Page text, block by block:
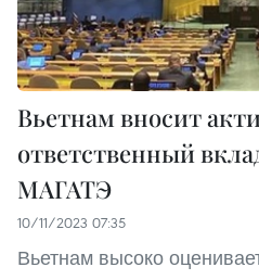
Вьетнам вносит
ответственный
МАГАТЭ
10/11/2023 07:35
Вьетнам высоко